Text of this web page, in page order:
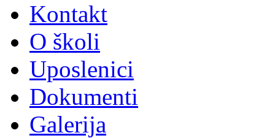
Kontakt
O školi
Uposlenici
Dokumenti
Galerija